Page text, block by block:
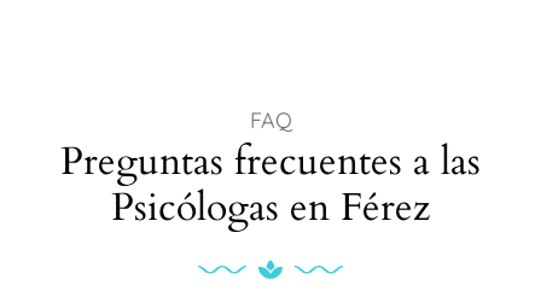
FAQ
Preguntas frecuentes a las
Psicólogas en Férez